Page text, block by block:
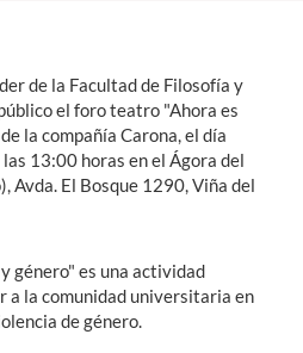
de la Facultad de Filosofía y
el foro teatro "Ahora es
la compañía Carona, el día
13:00 horas en el Ágora del
Avda. El Bosque 1290, Viña del
género" es una actividad
a la comunidad universitaria en
de género.